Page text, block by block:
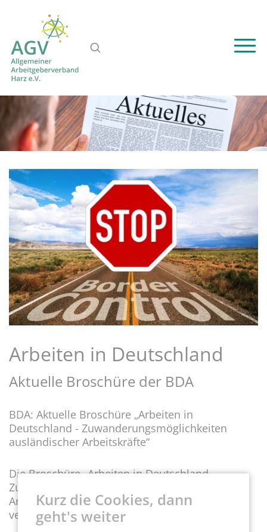
Arbeiten in Deutschland
Aktuelle Broschüre der BDA
BDA: Aktuelle Broschüre „Arbeiten in
Deutschland - Zuwanderungsmöglichkeiten
ausländischer Arbeitskräfte“
Die Broschüre „Arbeiten in Deutschland -
Zuwanderungsmöglichkeiten ausländischer
Arbeitskräfte“ ist in einer aktualisierten Version
verfügbar.
Kurz die Cookies, dann
geht's weiter